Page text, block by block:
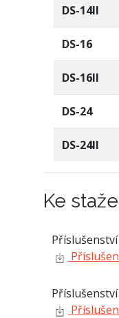
DS-14II
DS-16
DS-16II
DS-24
DS-24II
Ke